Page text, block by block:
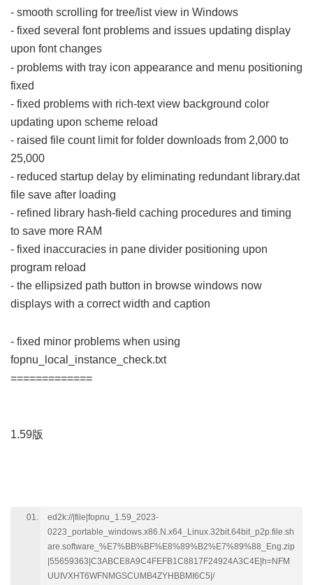
- smooth scrolling for tree/list view in Windows
- fixed several font problems and issues updating display
upon font changes
- problems with tray icon appearance and menu positioning
fixed
- fixed problems with rich-text view background color
updating upon scheme reload
- raised file count limit for folder downloads from 2,000 to
25,000
- reduced startup delay by eliminating redundant library.dat
file save after loading
- refined library hash-field caching procedures and timing
to save more RAM
- fixed inaccuracies in pane divider positioning upon
program reload
- the ellipsized path button in browse windows now
displays with a correct width and caption
- fixed minor problems when using
fopnu_local_instance_check.txt
=============
1.59版
ed2k://|file|fopnu_1.59_2023-
0223_portable_windows.x86.N.x64_Linux.32bit.64bit_p2p.file.sh
are.software_%E7%BB%BF%E8%89%B2%E7%89%88_Eng.zip
|55659363|C3ABCE8A9C4FEFB1C8817F24924A3C4E|h=NFM
UUIVXHT6WFNMGSCUMB4ZYHBBMI6C5|/